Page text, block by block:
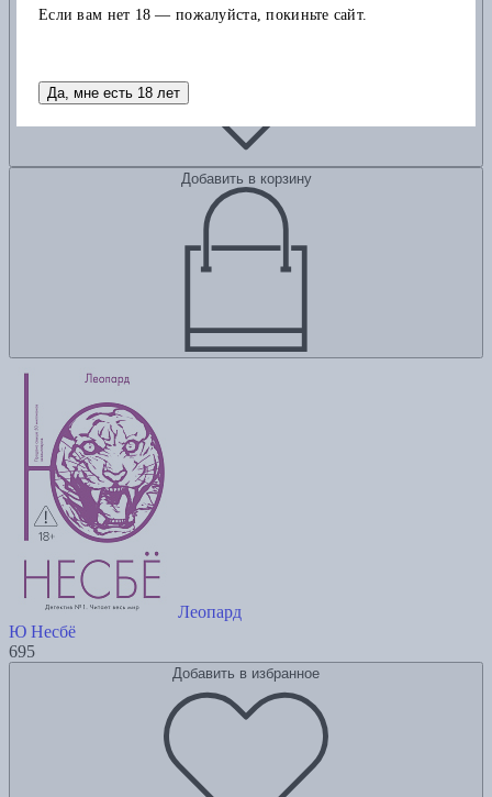
Добавить в корзину
Леопард
Ю Несбё
695
Добавить в избранное
Если вам нет 18 — пожалуйста, покиньте сайт.
Да, мне есть 18 лет